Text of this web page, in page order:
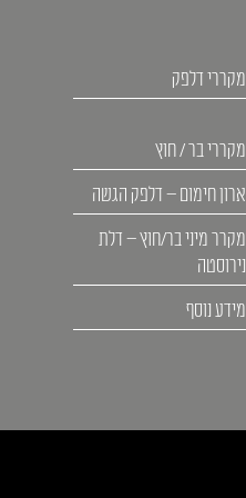
מקררי דלפק
מקררי בר / חוץ
ארון חימום – דלפק הגשה
מקרר מיני בר/חוץ – דלת
נירוסטה
מידע נוסף